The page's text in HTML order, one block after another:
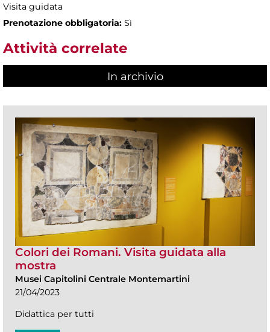
Visita guidata
Prenotazione obbligatoria: Sì
Attività correlate
In archivio
Colori dei Romani. Visita guidata alla
mostra
Musei Capitolini Centrale Montemartini
21/04/2023
Didattica per tutti